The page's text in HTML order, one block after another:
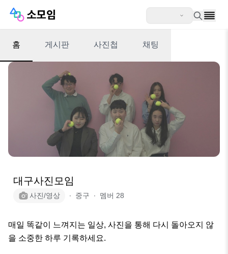
홈 게시판 사진첩 채팅
대구사진모임
사진/영상 ∙ 중구 ∙ 멤버 28
매일 똑같이 느껴지는 일상, 사진을 통해 다시 돌아오지 않
을 소중한 하루 기록하세요.